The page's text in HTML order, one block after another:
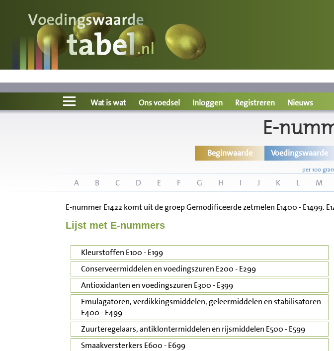
Voedingswaarde
Wat is wat?
Ons voedsel
Registreren
Wat is wat Ons voedsel Inloggen Registreren Nieuws
E-
Beginwaarde Voedingswaarde
per 100
A B C D E F G H I J K L M
E-nummer E1422 komt uit de groep Gemodificeerde zetmelen E1400 -
Lijst met E-nummers
Kleurstoffen E100 - E199
Conserveermiddelen en voedingszuren E200 - E299
Antioxidanten en voedingszuren E300 - E399
Emulagatoren, verdikkingsmiddelen, geleermiddelen en stabilisatoren
E400 - E499
Zuurteregelaars, antiklontermiddelen en rijsmiddelen E500 - E599
Smaakversterkers E600 - E699